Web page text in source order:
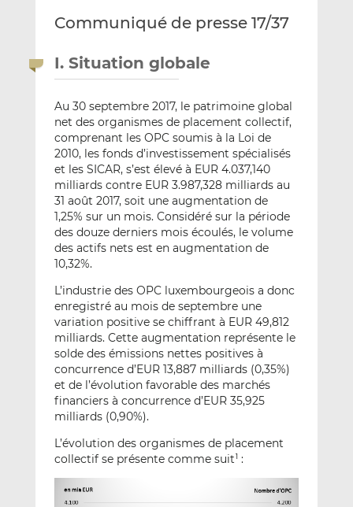
m
l
L
n
k
d
I
n
F
c
e
o
o
k
Communiqué de presse 17/37
I. Situation globale
Au 30 septembre 2017, le patrimoine global
net des organismes de placement collectif,
comprenant les OPC soumis à la Loi de
2010, les fonds d’investissement spécialisés
et les SICAR, s’est élevé à EUR 4.037,140
milliards contre EUR 3.987,328 milliards au
31 août 2017, soit une augmentation de
1,25% sur un mois. Considéré sur la période
des douze derniers mois écoulés, le volume
des actifs nets est en augmentation de
10,32%.
L’industrie des OPC luxembourgeois a donc
enregistré au mois de septembre une
variation positive se chiffrant à EUR 49,812
milliards. Cette augmentation représente le
solde des émissions nettes positives à
concurrence d’EUR 13,887 milliards (0,35%)
et de l’évolution favorable des marchés
financiers à concurrence d’EUR 35,925
milliards (0,90%).
L’évolution des organismes de placement
collectif se présente comme suit 1: